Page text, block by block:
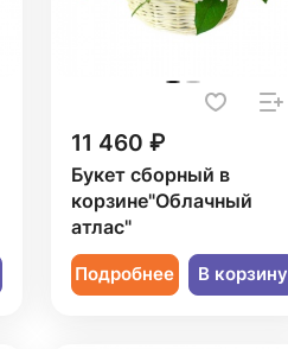
11 460 ₽
Букет сборный в
корзине"Облачный
атлас"
Подробнее В корзину